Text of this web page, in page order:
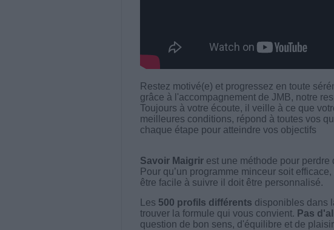
Restez motivé(e) et progressez en toute
grâce à l'accompagnement de JMB, notre
Toujours à votre écoute, il veille à ce que
meilleures conditions, répond à toutes vos
chaque étape pour atteindre vos objectifs
Savoir Maigrirest une méthode pour perdre
Pour qu’un programme minceur soit
être facile à suivre il doit être personnalisé.
Les 500 profils différents disponibles dans
trouver la formule qui vous convient. Pas
question de bon sens, d'équilibre et de